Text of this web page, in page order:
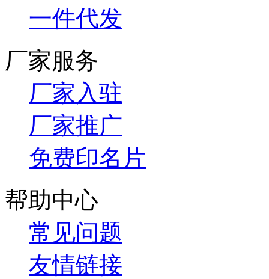
一件代发
厂家服务
厂家入驻
厂家推广
免费印名片
帮助中心
常见问题
友情链接